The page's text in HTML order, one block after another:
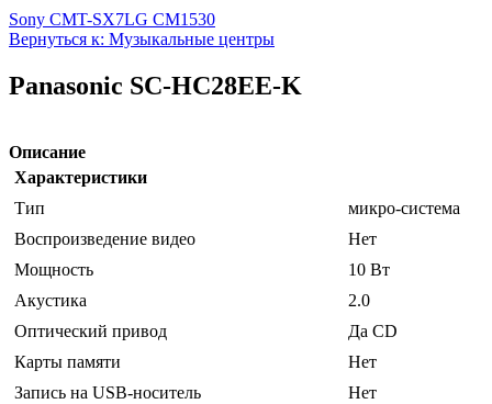
Sony CMT-SX7LG CM1530
Вернуться к: Музыкальные центры
Panasonic SC-HC28EE-K
Описание
Характеристики
Тип
микро-система
Воспроизведение видео
Нет
Мощность
10 Вт
Акустика
2.0
Оптический привод
Да CD
Карты памяти
Нет
Запись на USB-носитель
Нет